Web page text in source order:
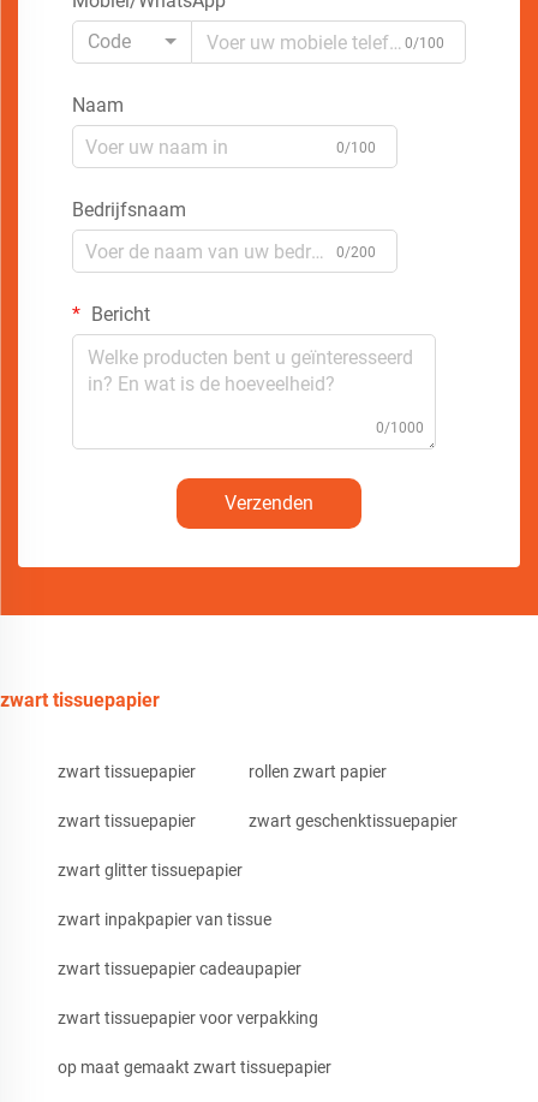
Code
0/100
Naam
0/100
Bedrijfsnaam
0/200
Bericht
0/1000
Verzenden
zwart tissuepapier
zwart tissuepapier rollen zwart papier
zwart tissuepapier zwart geschenktissuepapier
zwart glitter tissuepapier
zwart inpakpapier van tissue
zwart tissuepapier cadeaupapier
zwart tissuepapier voor verpakking
op maat gemaakt zwart tissuepapier